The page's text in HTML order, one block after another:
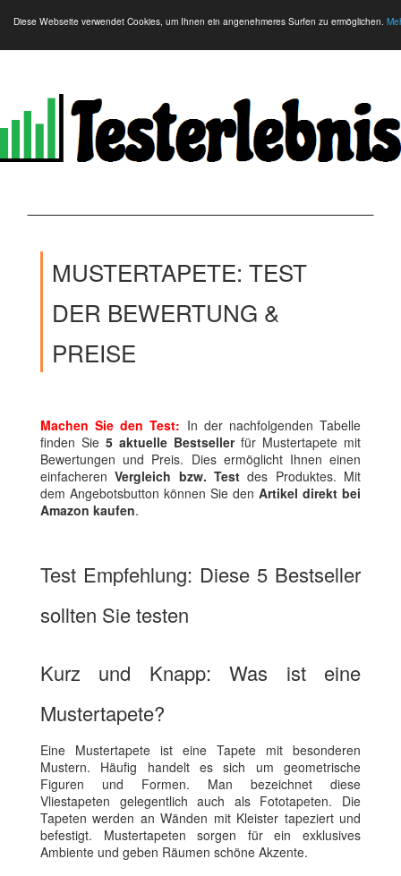
Diese Webseite verwendet Cookies, um Ihnen ein angenehmeres Surfen zu ermöglichen.
MUSTERTAPETE: TEST
DER BEWERTUNG &
PREISE
Machen Sie den Test: In der nachfolgenden Tabelle
finden Sie 5 aktuelle Bestsellerfür Mustertapete mit
Bewertungen und Preis. Dies ermöglicht Ihnen einen
einfacherenVergleich bzw. Test des Produktes. Mit
dem Angebotsbutton können Sie den Artikel direkt bei
Amazon kaufen.
Test Empfehlung: Diese 5 Bestseller
sollten Sie testen
Kurz und Knapp: Was ist eine
Mustertapete?
Eine Mustertapete ist eine Tapete mit besonderen
Mustern. Häufig handelt es sich um geometrische
Figuren und Formen. Man bezeichnet diese
Vliestapeten gelegentlich auch als Fototapeten. Die
Tapeten werden an Wänden mit Kleister tapeziert und
befestigt. Mustertapeten sorgen für ein exklusives
Ambiente und geben Räumen schöne Akzente.